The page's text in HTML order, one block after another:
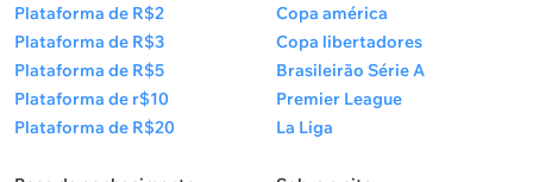
Plataforma de R$2
Plataforma de R$3
Plataforma de R$5
Plataforma de r$10
Plataforma de R$20
Copa américa
Copa libertadores
Brasileirão Série A
Premier League
La Liga